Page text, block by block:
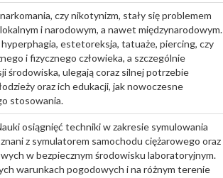
czy nikotynizm, stały się problemem
i narodowym, a nawet międzynarodowym.
estetoreksja, tatuaże, piercing, czy
i fizycznego człowieka, a szczególnie
środowiska, ulegają coraz silnej potrzebie
oraz ich edukacji, jak nowoczesne
stosowania.
osiągnięć techniki w zakresie symulowania
z symulatorem samochodu ciężarowego oraz
w bezpiecznym środowisku laboratoryjnym.
warunkach pogodowych i na różnym terenie